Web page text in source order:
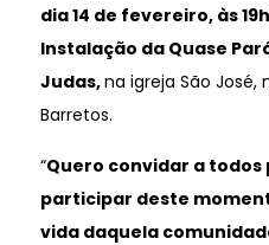
dia 14 de fevereiro, às
Instalação da Quase
Judas,na igreja São José,
Barretos.
“Quero convidar a todos
participar deste
vida daquela